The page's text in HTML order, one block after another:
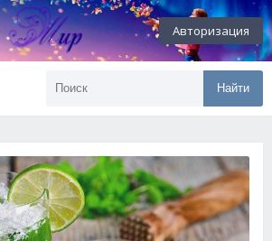
Авторизация
Найти